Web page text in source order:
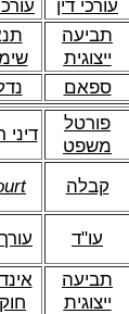
עורכי דין
תביעה
ייצוגית
ספאם
פורטל
משפט
קבלה
עו"ד
תביעה
ייצוגית